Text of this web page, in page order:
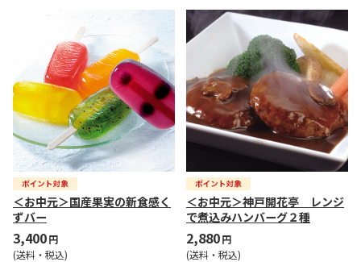
＜お中元＞国産果実の新食感く
ずバー
3,400円
(送料・税込)
＜お中元＞神戸開花亭 レンジ
で煮込みハンバーグ２種
2,880円
(送料・税込)